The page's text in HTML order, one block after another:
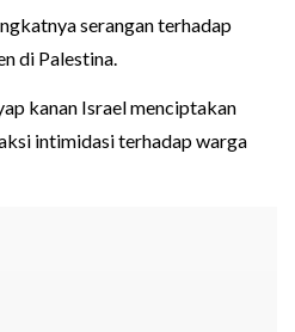
serangan terhadap
di Palestina.
kanan Israel menciptakan
intimidasi terhadap warga